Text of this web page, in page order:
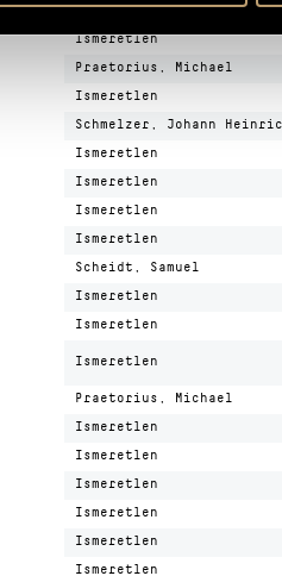
Ismeretlen
Ismeretlen
Praetorius, Michael
Ismeretlen
Schmelzer, Johann
Ismeretlen
Ismeretlen
Ismeretlen
Ismeretlen
Scheidt, Samuel
Ismeretlen
Ismeretlen
Ismeretlen
Praetorius, Michael
Ismeretlen
Ismeretlen
Ismeretlen
Ismeretlen
Ismeretlen
Ismeretlen